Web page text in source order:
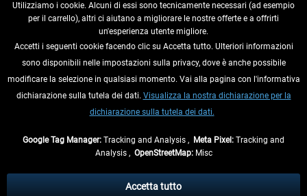
RECEDERE DAL CONTRATTO
INFORMAZIONI
eventualmente le spese di spedizione, se non diversamente descritto.
Utilizziamo i cookie. Alcuni di essi sono tecnicamente necessari (ad esempio
per il carrello), altri ci aiutano a migliorare le nostre offerte e a offrirti
un'esperienza utente migliore.
Accetti i seguenti cookie facendo clic su Accetta tutto. Ulteriori informazioni
sono disponibili nelle impostazioni sulla privacy, dove è anche possibile
modificare la selezione in qualsiasi momento. Vai alla pagina con l'informativa
dichiarazione sulla tutela dei dati. Visualizza la nostra dichiarazione per la
dichiarazione sulla tutela dei dati.
Google Tag Manager: Tracking and Analysis , Meta Pixel: Tracking and
Analysis , OpenStreetMap:Misc
Accetta tutto